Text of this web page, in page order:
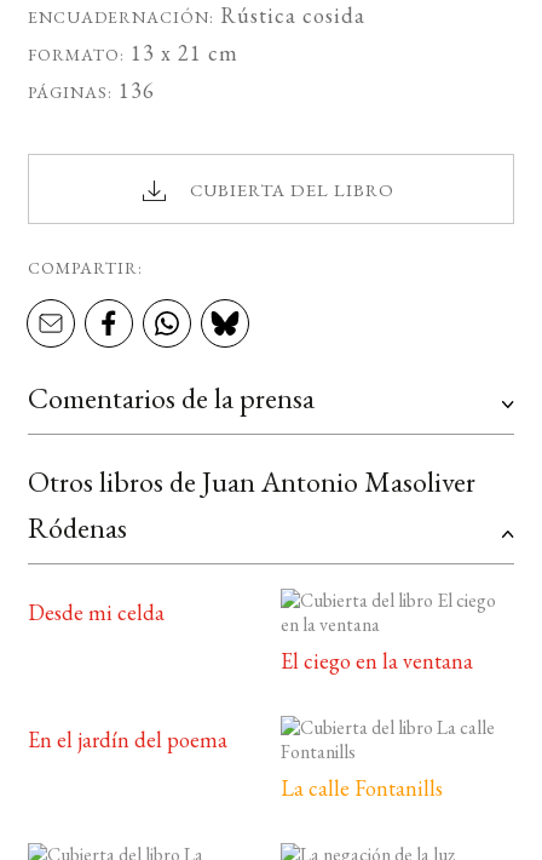
ENCUADERNACIÓN: Rústica cosida
FORMATO: 13 x 21 cm
PÁGINAS: 136
CUBIERTA DEL LIBRO
COMPARTIR:
Comentarios de la prensa
Otros libros de Juan Antonio Masoliver
Ródenas
Desde mi celda
El ciego en la ventana
En el jardín del poema
La calle Fontanills